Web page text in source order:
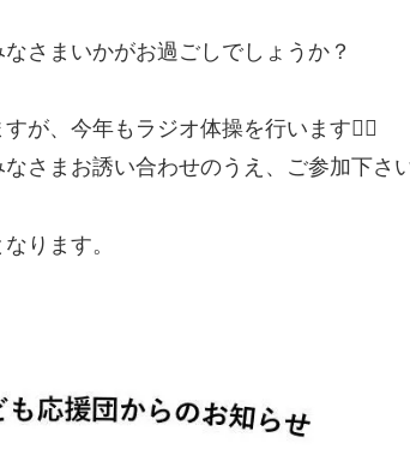
さまいかがお過ごしでしょうか？
が、今年もラジオ体操を行います🤸‍♀️
さまお誘い合わせのうえ、ご参加下さ
ります。